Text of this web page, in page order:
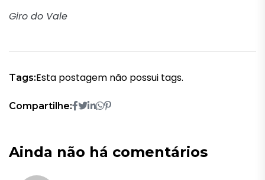
Giro do Vale
Tags:Esta postagem não possui tags.
Compartilhe:
Ainda não há comentários